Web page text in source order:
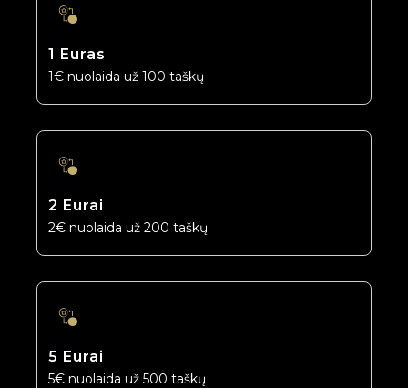
1 Euras
1€ nuolaida už 100 taškų
2 Eurai
2€ nuolaida už 200 taškų
5 Eurai
5€ nuolaida už 500 taškų